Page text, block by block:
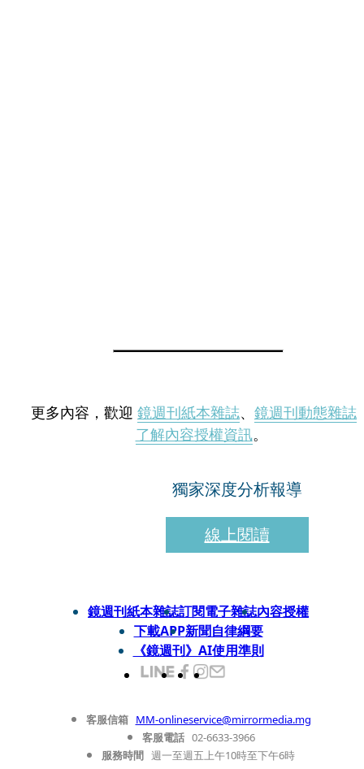
更多內容，歡迎 鏡週刊紙本雜誌、 鏡週刊動態雜誌
了解內容授權資訊。
獨家深度分析報導
線上閱讀
鏡週刊紙本雜誌訂閱電子雜誌內容授權
下載APP新聞自律綱要
《鏡週刊》AI使用準則
客服信箱 MM-onlineservice@mirrormedia.mg
客服電話 02-6633-3966
服務時間 週一至週五上午10時至下午6時